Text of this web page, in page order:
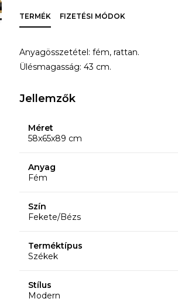
TERMÉK FIZETÉSI MÓDOK
Anyagösszetétel: fém, rattan.
Ülésmagasság: 43 cm.
Jellemzők
Méret
58x65x89 cm
Anyag
Fém
Szín
Fekete/Bézs
Terméktípus
Székek
Stílus
Modern